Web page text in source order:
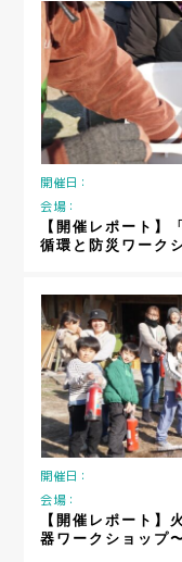
開催日：
会場：
【開催レポート】
循環と防災ワーク
開催日：
会場：
【開催レポート】
器ワークショップ